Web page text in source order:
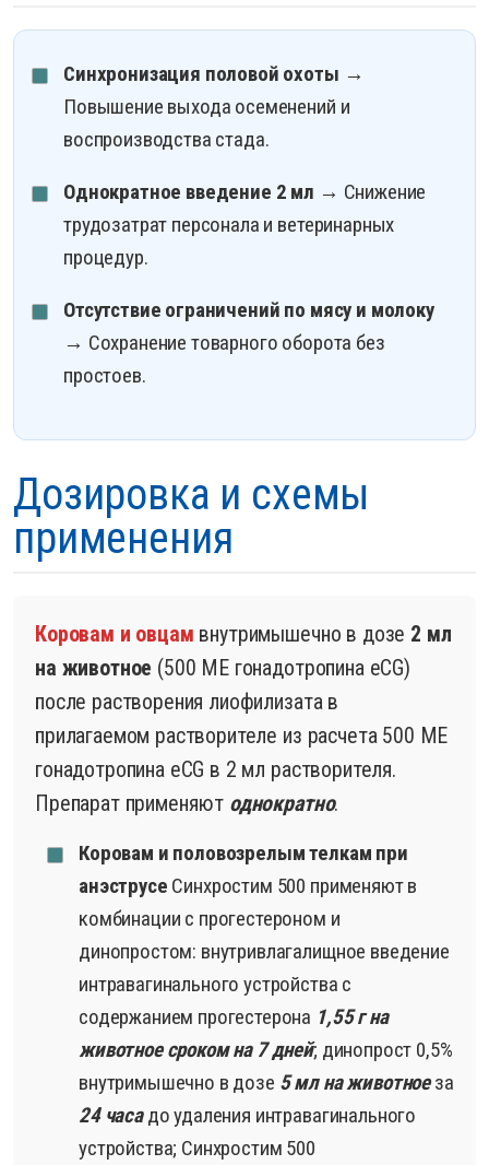
Синхронизация половой охоты →
Повышение выхода осеменений и
воспроизводства стада.
Однократное введение 2 мл → Снижение
трудозатрат персонала и ветеринарных
процедур.
Отсутствие ограничений по мясу и молоку
→ Сохранение товарного оборота без
простоев.
Дозировка и схемы
применения
Коровам и овцам внутримышечно в дозе 2 мл
на животное (500 МЕ гонадотропина eCG)
после растворения лиофилизата в
прилагаемом растворителе из расчета 500 МЕ
гонадотропина eCG в 2 мл растворителя.
Препарат применяют однократно.
Коровам и половозрелым телкам при
анэструсе Синхростим 500 применяют в
комбинации с прогестероном и
динопростом: внутривлагалищное введение
интравагинального устройства с
содержанием прогестерона 1,55 г на
животное сроком на 7 дней; динопрост 0,5%
внутримышечно в дозе 5 мл на животноеза
24 часадо удаления интравагинального
устройства; Синхростим 500